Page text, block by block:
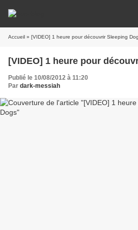
Accueil » [VIDEO] 1 heure pour découvrir Sleeping
[VIDEO] 1 heure pour
Publié le 10/08/2012 à 11:20
Par dark-messiah